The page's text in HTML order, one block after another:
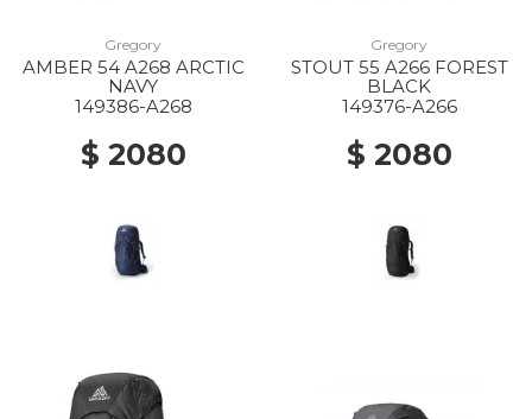
Gregory
AMBER 54 A268 ARCTIC
NAVY
149386-A268
$ 2080
Gregory
STOUT 55 A266 FOREST
BLACK
149376-A266
$ 2080